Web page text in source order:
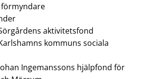
aktivitetsfond
kommuns sociala
Ingemanssons hjälpfond för